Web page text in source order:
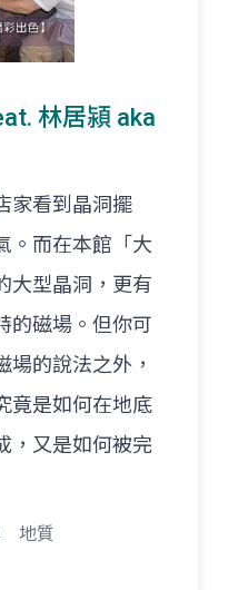
林居潁 aka
家看到晶洞擺
。而在本館「大
大型晶洞，更有
的磁場。但你可
場的說法之外，
竟是如何在地底
，又是如何被完
地質